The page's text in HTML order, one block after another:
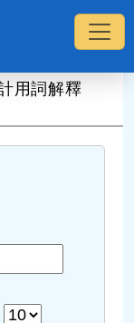
用詞解釋